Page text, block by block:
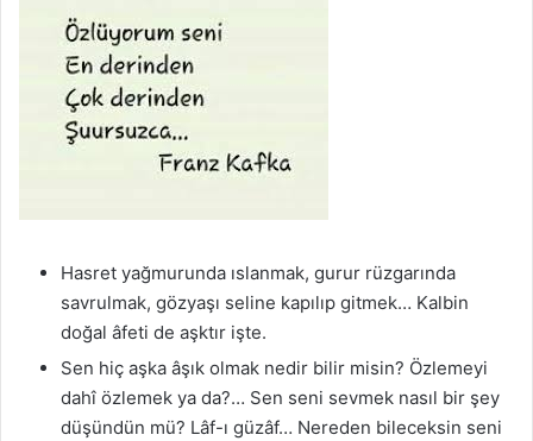
Hasret yağmurunda ıslanmak, gurur rüzgarında
savrulmak, gözyaşı seline kapılıp gitmek… Kalbin
doğal âfeti de aşktır işte.
Sen hiç aşka âşık olmak nedir bilir misin? Özlemeyi
dahî özlemek ya da?… Sen seni sevmek nasıl bir şey
düşündün mü? Lâf-ı güzâf… Nereden bileceksin seni